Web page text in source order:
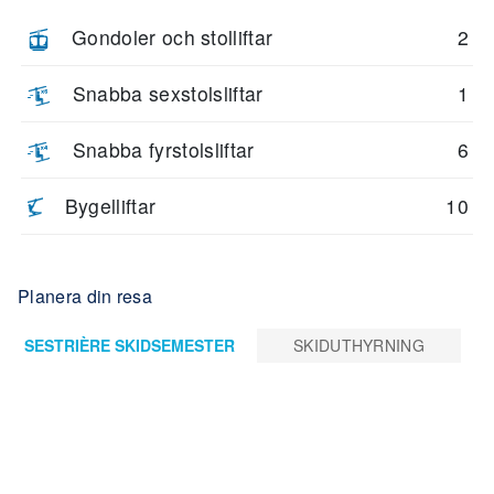
Gondoler och stolliftar 2
Snabba sexstolsliftar 1
Snabba fyrstolsliftar 6
Bygelliftar 10
Planera din resa
SESTRIÈRE SKIDSEMESTER SKIDUTHYRNING